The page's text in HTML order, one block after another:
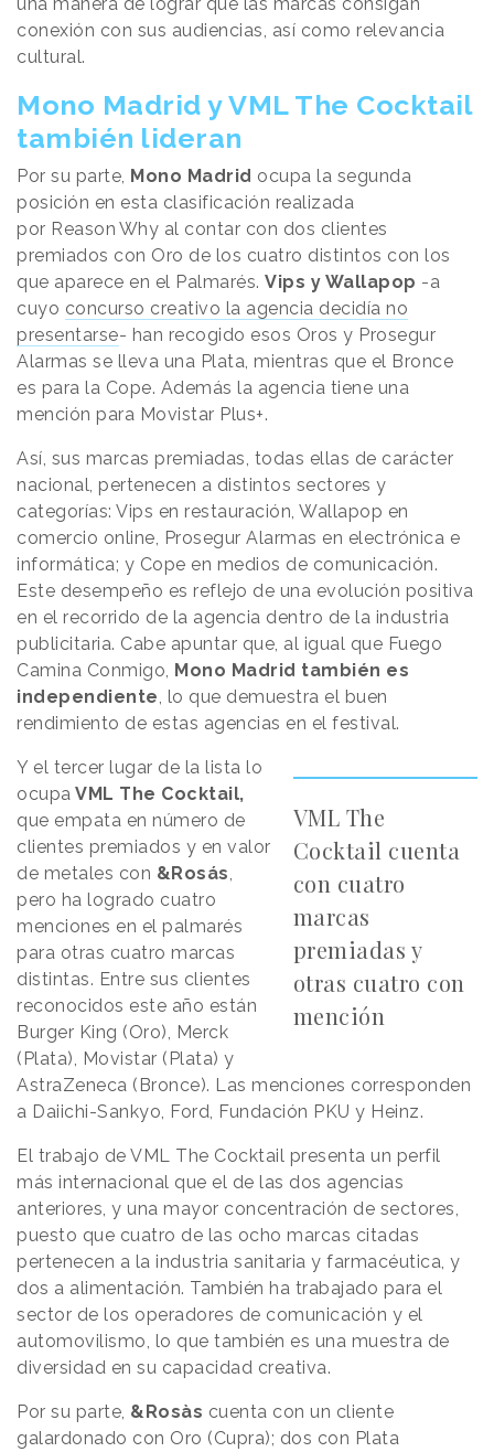
conexión con sus audiencias, así como relevancia
cultural.
Mono Madrid y VML The Cocktail
también lideran
Por su parte, Mono Madrid ocupa la segunda
posición en esta clasificación realizada
por Reason Why al contar con dos clientes
premiados con Oro de los cuatro distintos con los
que aparece en el Palmarés. Vips y Wallapop -a
cuyo concurso creativo la agencia decidía no
presentarse- han recogido esos Oros y Prosegur
Alarmas se lleva una Plata, mientras que el Bronce
es para la Cope. Además la agencia tiene una
mención para Movistar Plus+.
Así, sus marcas premiadas, todas ellas de carácter
nacional, pertenecen a distintos sectores y
categorías: Vips en restauración, Wallapop en
comercio online, Prosegur Alarmas en electrónica e
informática; y Cope en medios de comunicación.
Este desempeño es reflejo de una evolución positiva
en el recorrido de la agencia dentro de la industria
publicitaria. Cabe apuntar que, al igual que Fuego
Camina Conmigo, Mono Madrid también es
independiente, lo que demuestra el buen
rendimiento de estas agencias en el festival.
VML The
Cocktail cuenta
con cuatro
marcas
premiadas y
otras cuatro con
mención
Y el tercer lugar de la lista lo
ocupa VML The Cocktail,
que empata en número de
clientes premiados y en valor
de metales con &Rosás,
pero ha logrado cuatro
menciones en el palmarés
para otras cuatro marcas
distintas. Entre sus clientes
reconocidos este año están
Burger King (Oro), Merck
(Plata), Movistar (Plata) y
AstraZeneca (Bronce). Las menciones corresponden
a Daiichi-Sankyo, Ford, Fundación PKU y Heinz.
El trabajo de VML The Cocktail presenta un perfil
más internacional que el de las dos agencias
anteriores, y una mayor concentración de sectores,
puesto que cuatro de las ocho marcas citadas
pertenecen a la industria sanitaria y farmacéutica, y
dos a alimentación. También ha trabajado para el
sector de los operadores de comunicación y el
automovilismo, lo que también es una muestra de
diversidad en su capacidad creativa.
Por su parte, &Rosàs cuenta con un cliente
galardonado con Oro (Cupra); dos con Plata